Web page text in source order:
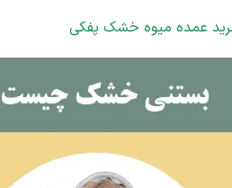
عمده میوه خشک پفکی